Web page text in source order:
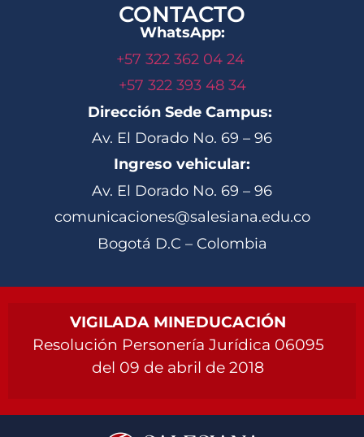
CONTACTO
WhatsApp:
+57 322 362 04 24
+57 322 393 48 34
Dirección Sede Campus:
Av. El Dorado No. 69 – 96
Ingreso vehicular:
Av. El Dorado No. 69 – 96
comunicaciones@salesiana.edu.co
Bogotá D.C – Colombia
VIGILADA MINEDUCACIÓN
Resolución Personería Jurídica 06095
del 09 de abril de 2018